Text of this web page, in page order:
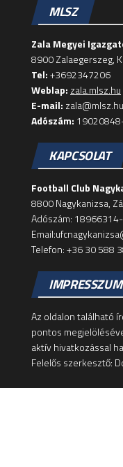
MLSZ
Zala Megyei
8900 Zalaegerszeg,
Tel:+3692347206
Weblap: zala.mlsz.hu
E-mail: zala@mlsz.hu
Adószám:
KAPCSOLAT
Football Club
8800 Nagykanizsa,
Adószám:
Telefon: +36 30 588
IMPRESSZUM
Az oldalon található
pontos
aktív hivatkozással
Felelős szerkesztő: